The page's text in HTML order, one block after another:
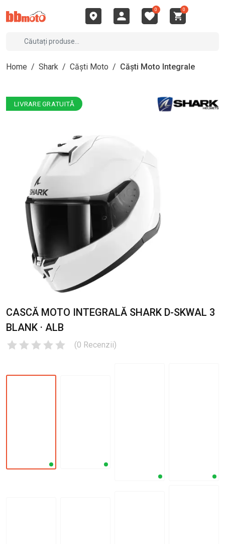
0 0
Home / Shark / Căști Moto / Căști Moto Integrale
LIVRARE GRATUITĂ
CASCĂ MOTO INTEGRALĂ SHARK D-SKWAL 3
BLANK · ALB
(0 Recenzii)